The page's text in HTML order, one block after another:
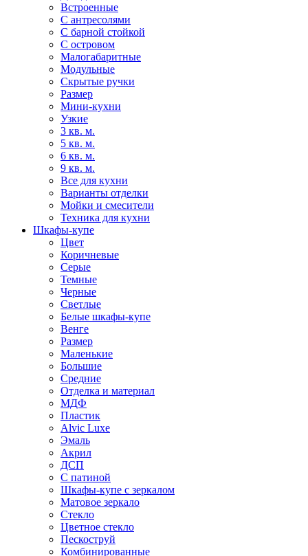
Встроенные
С антресолями
С барной стойкой
С островом
Малогабаритные
Модульные
Скрытые ручки
Размер
Мини-кухни
Узкие
3 кв. м.
5 кв. м.
6 кв. м.
9 кв. м.
Все для кухни
Варианты отделки
Мойки и смесители
Техника для кухни
Шкафы-купе
Цвет
Коричневые
Серые
Темные
Черные
Светлые
Белые шкафы-купе
Венге
Размер
Маленькие
Большие
Средние
Отделка и материал
МДФ
Пластик
Alvic Luxe
Эмаль
Акрил
ДСП
С патиной
Шкафы-купе с зеркалом
Матовое зеркало
Стекло
Цветное стекло
Пескоструй
Комбинированные